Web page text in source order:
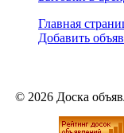
Главная
Добавить
© 2026 Доска